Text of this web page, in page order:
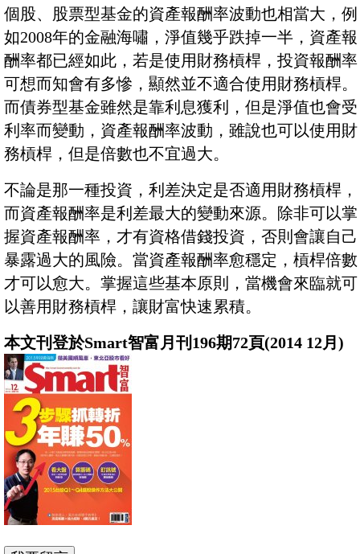
個股、股票型基金的資產報酬率波動也相當大，例
如2008年的金融海嘯，淨值幾乎跌掉一半，資產報
酬率都已經如此，若是使用財務槓桿，投資報酬率
可想而知會有多慘，顯然並不適合使用財務槓桿。
而債券型基金雖然是靠利息獲利，但是淨值也會受
利率而變動，資產報酬率波動，雖說也可以使用財
務槓桿，但是倍數也不宜過大。
不論是那一種投資，利差決定是否適用財務槓桿，
而資產報酬率是利差最大的變動來源。除非可以掌
握資產報酬率，才有資格借錢投資，否則會讓自己
暴露過大的風險。當資產報酬率愈穩定，槓桿倍數
才可以愈大。掌握這些基本原則，當機會來臨就可
以善用財務槓桿，讓財富快速累積。
本文刊登於Smart智富月刊196期72頁(2014 12月)